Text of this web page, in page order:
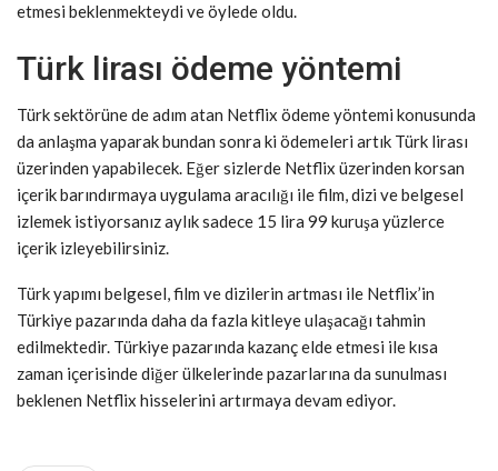
etmesi beklenmekteydi ve öylede oldu.
Türk lirası ödeme yöntemi
Türk sektörüne de adım atan Netflix ödeme yöntemi konusunda
da anlaşma yaparak bundan sonra ki ödemeleri artık Türk lirası
üzerinden yapabilecek. Eğer sizlerde Netflix üzerinden korsan
içerik barındırmaya uygulama aracılığı ile film, dizi ve belgesel
izlemek istiyorsanız aylık sadece 15 lira 99 kuruşa yüzlerce
içerik izleyebilirsiniz.
Türk yapımı belgesel, film ve dizilerin artması ile Netflix’in
Türkiye pazarında daha da fazla kitleye ulaşacağı tahmin
edilmektedir. Türkiye pazarında kazanç elde etmesi ile kısa
zaman içerisinde diğer ülkelerinde pazarlarına da sunulması
beklenen Netflix hisselerini artırmaya devam ediyor.